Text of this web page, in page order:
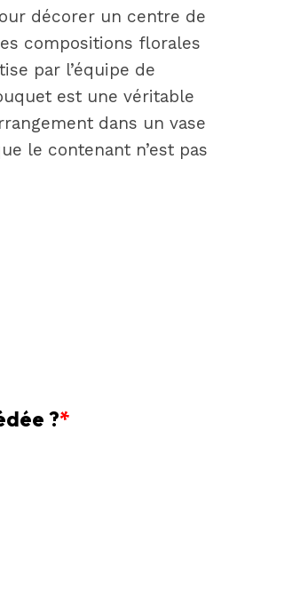
décorer un centre de
compositions florales
par l’équipe de
est une véritable
dans un vase
le contenant n’est pas
*
?